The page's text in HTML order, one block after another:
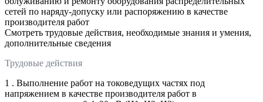
сетей по наряду-допуску или распоряжению в качестве
производителя работ
Смотреть трудовые действия, необходимые знания и умения,
дополнительные сведения
Трудовые действия
1 . Выполнение работ на токоведущих частях под
напряжением в качестве производителя работ в